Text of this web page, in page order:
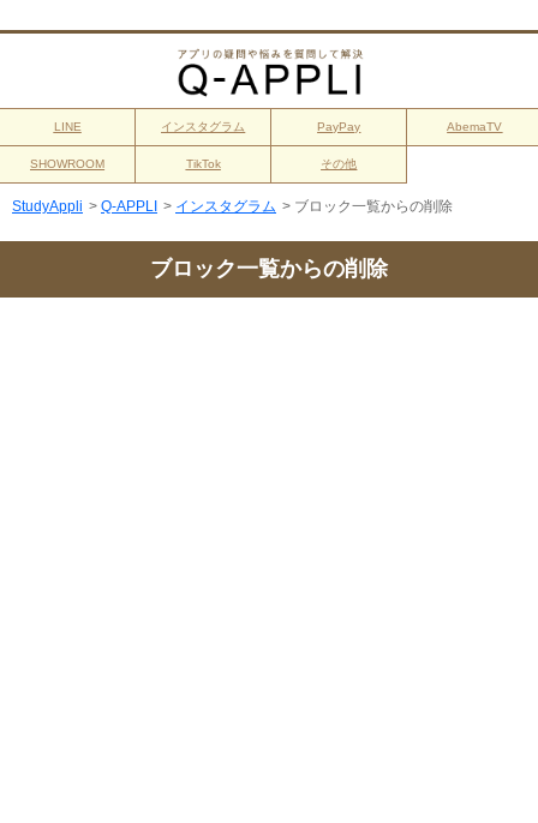
LINE インスタグラム PayPay AbemaTV
SHOWROOM TikTok その他
StudyAppli > Q-APPLI > インスタグラム > ブロック一覧からの削除
ブロック一覧からの削除